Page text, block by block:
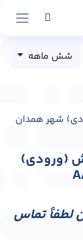
شش ماهه
(ورودی)
لطفاً تماس